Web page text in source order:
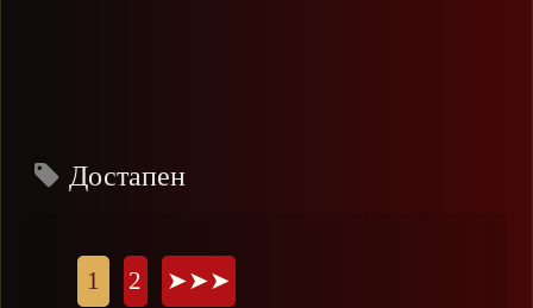
Достапен
1 2 ➤➤➤